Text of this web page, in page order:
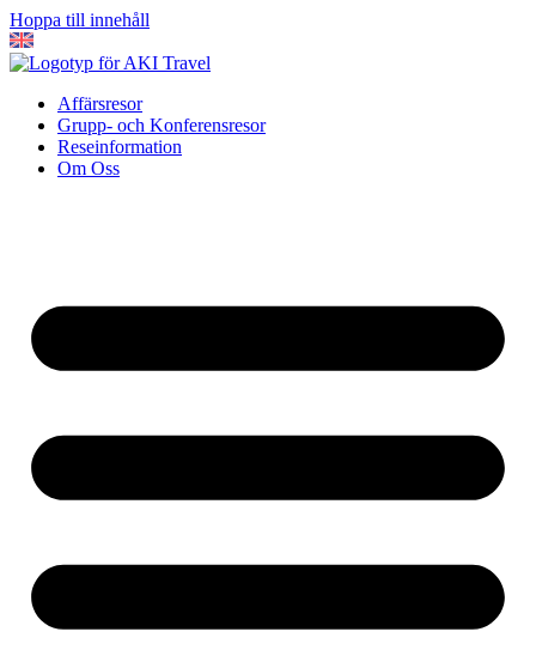
Hoppa till innehåll
Affärsresor
Grupp- och Konferensresor
Reseinformation
Om Oss